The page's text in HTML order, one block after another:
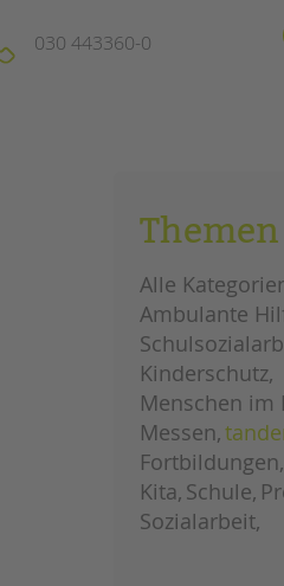
Impressum
Datenschutz
Intranet
schließen
030 443360-0
SuchenThemen
Alle
Ambulante
Kinderschutz
Menschen im
Messen
Fortbildungen
Kita Schule
Sozialarbeit